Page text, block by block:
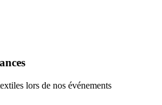
lors de nos événements